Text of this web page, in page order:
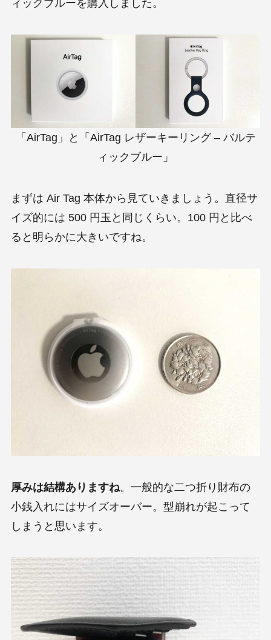
ィックブルーを購入しました。
「AirTag」と「AirTag レザーキーリング – バルテ
ィックブルー」
まずは Air Tag 本体から見ていきましょう。直径サ
イズ的には 500 円玉と同じくらい。100 円と比べ
ると明らかに大きいですね。
厚みは結構ありますね。一般的な二つ折り財布の
小銭入れにはサイズオーバー。型崩れが起こって
しまうと思います。